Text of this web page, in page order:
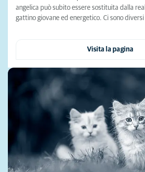
angelica può subito essere sostituita dalla
gattino giovane ed energetico. Ci sono
Visita la pagina